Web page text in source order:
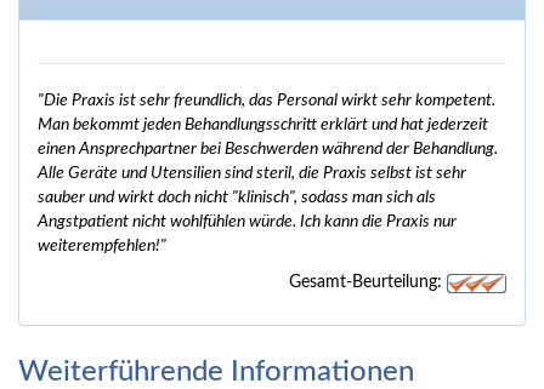
"Die Praxis ist sehr freundlich, das Personal wirkt sehr kompetent.
Man bekommt jeden Behandlungsschritt erklärt und hat jederzeit
einen Ansprechpartner bei Beschwerden während der Behandlung.
Alle Geräte und Utensilien sind steril, die Praxis selbst ist sehr
sauber und wirkt doch nicht "klinisch", sodass man sich als
Angstpatient nicht wohlfühlen würde. Ich kann die Praxis nur
weiterempfehlen!"
Gesamt-Beurteilung:
Weiterführende Informationen